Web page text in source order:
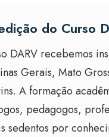
do Curso
DARV recebemos
Gerais, Mato
A formação
pedagogos,
sedentos por